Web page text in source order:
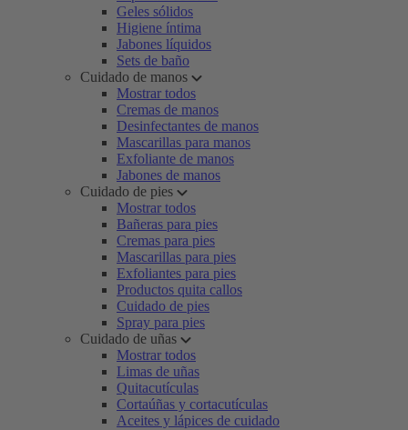
Geles sólidos
Higiene íntima
Jabones líquidos
Sets de baño
Cuidado de manos
Mostrar todos
Cremas de manos
Desinfectantes de manos
Mascarillas para manos
Exfoliante de manos
Jabones de manos
Cuidado de pies
Mostrar todos
Bañeras para pies
Cremas para pies
Mascarillas para pies
Exfoliantes para pies
Productos quita callos
Cuidado de pies
Spray para pies
Cuidado de uñas
Mostrar todos
Limas de uñas
Quitacutículas
Cortaúñas y cortacutículas
Aceites y lápices de cuidado